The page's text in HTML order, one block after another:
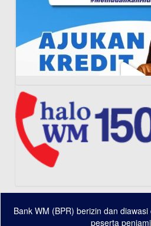
Load More...
Bank WM (BPR) berizin dan
peserta